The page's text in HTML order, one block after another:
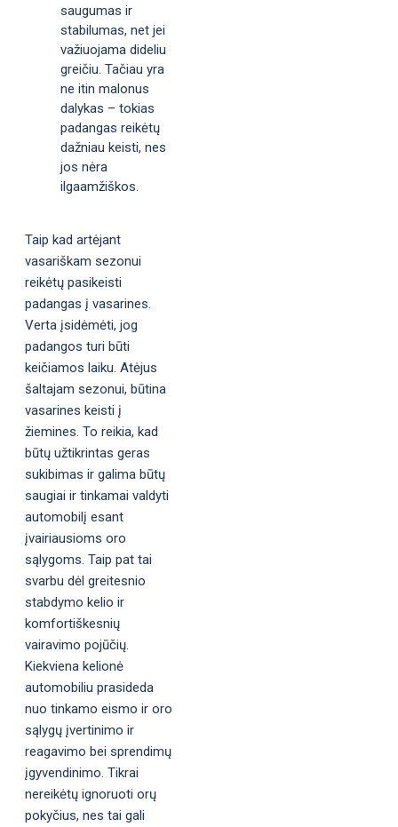
saugumas ir
stabilumas, net jei
važiuojama dideliu
greičiu. Tačiau yra
ne itin malonus
dalykas – tokias
padangas reikėtų
dažniau keisti, nes
jos nėra
ilgaamžiškos.
Taip kad artėjant
vasariškam sezonui
reikėtų pasikeisti
padangas į vasarines.
Verta įsidėmėti, jog
padangos turi būti
keičiamos laiku. Atėjus
šaltajam sezonui, būtina
vasarines keisti į
žiemines. To reikia, kad
būtų užtikrintas geras
sukibimas ir galima būtų
saugiai ir tinkamai valdyti
automobilį esant
įvairiausioms oro
sąlygoms. Taip pat tai
svarbu dėl greitesnio
stabdymo kelio ir
komfortiškesnių
vairavimo pojūčių.
Kiekviena kelionė
automobiliu prasideda
nuo tinkamo eismo ir oro
sąlygų įvertinimo ir
reagavimo bei sprendimų
įgyvendinimo. Tikrai
nereikėtų ignoruoti orų
pokyčius, nes tai gali